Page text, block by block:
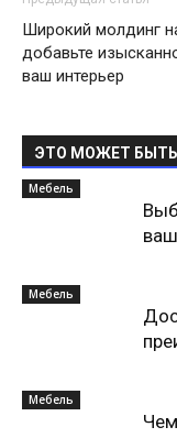
Широкий молдинг
добавьте
ваш интерьер
ЭТО МОЖЕТ
Мебель
Мебель
Мебель